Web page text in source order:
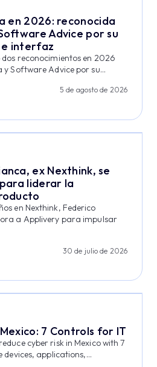
en 2026: reconocida
Advice por su
e interfaz
reconocimientos en 2026
Software Advice por su...
5 de agosto de 2026
ex Nexthink, se
liderar la
en Nexthink, Federico
a Applivery para impulsar
30 de julio de 2026
7 Controls for IT
cyber risk in Mexico with 7
applications,...